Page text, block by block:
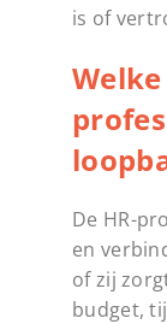
is of
De HR-
en
of zij
budget,